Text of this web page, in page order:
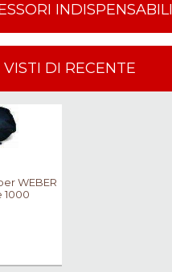
INDISPENSABILI
VISTI DI RECENTE
WEBER
1000